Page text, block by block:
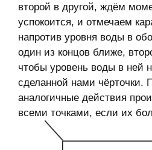
второй в другой, ждём
успокоится, и отмечаем
напротив уровня воды в
один из концов ближе,
чтобы уровень воды в ней
сделанной нами чёрточки.
аналогичные действия
всеми точками, если их